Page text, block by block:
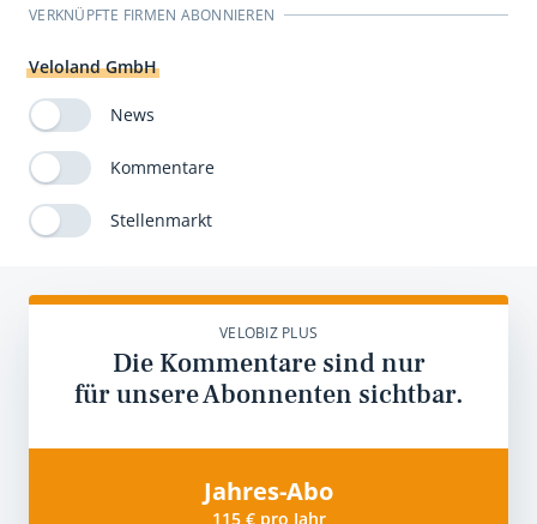
VERKNÜPFTE FIRMEN ABONNIEREN
Veloland GmbH
News
Kommentare
Stellenmarkt
VELOBIZ PLUS
Die Kommentare sind nur
für unsere Abonnenten sichtbar.
Jahres-Abo
115 € pro Jahr